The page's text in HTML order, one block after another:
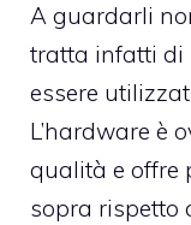
A guardarli
tratta infatti di
essere
L’hardware è
qualità e offre
sopra rispetto